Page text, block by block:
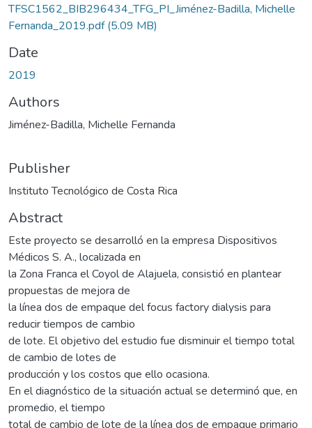
TFSC1562_BIB296434_TFG_PI_Jiménez-Badilla, Michelle
Fernanda_2019.pdf(5.09 MB)
Date
2019
Authors
Jiménez-Badilla, Michelle Fernanda
Publisher
Instituto Tecnológico de Costa Rica
Abstract
Este proyecto se desarrolló en la empresa Dispositivos
Médicos S. A., localizada en
la Zona Franca el Coyol de Alajuela, consistió en plantear
propuestas de mejora de
la línea dos de empaque del focus factory dialysis para
reducir tiempos de cambio
de lote. El objetivo del estudio fue disminuir el tiempo total
de cambio de lotes de
producción y los costos que ello ocasiona.
En el diagnóstico de la situación actual se determinó que, en
promedio, el tiempo
total de cambio de lote de la línea dos de empaque primario